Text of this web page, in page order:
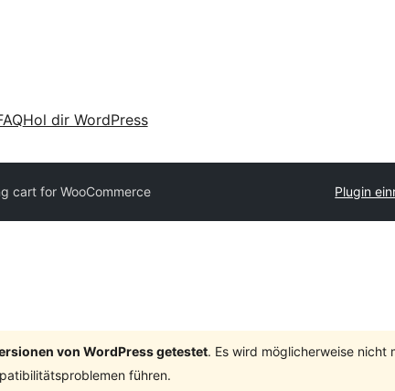
Hol dir WordPress
cart for WooCommerce Plugin
von WordPress getestet. Es wird möglicherweise
führen.